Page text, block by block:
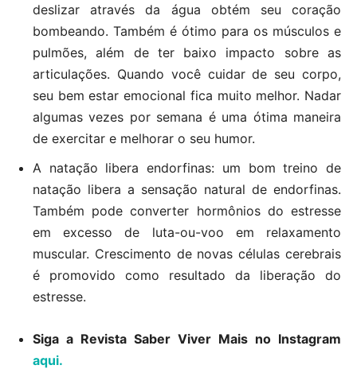
deslizar através da água obtém seu coração
bombeando. Também é ótimo para os músculos e
pulmões, além de ter baixo impacto sobre as
articulações. Quando você cuidar de seu corpo,
seu bem estar emocional fica muito melhor. Nadar
algumas vezes por semana é uma ótima maneira
de exercitar e melhorar o seu humor.
A natação libera endorfinas: um bom treino de
natação libera a sensação natural de endorfinas.
Também pode converter hormônios do estresse
em excesso de luta-ou-voo em relaxamento
muscular. Crescimento de novas células cerebrais
é promovido como resultado da liberação do
estresse.
Siga a Revista Saber Viver Mais no Instagram
aqui.